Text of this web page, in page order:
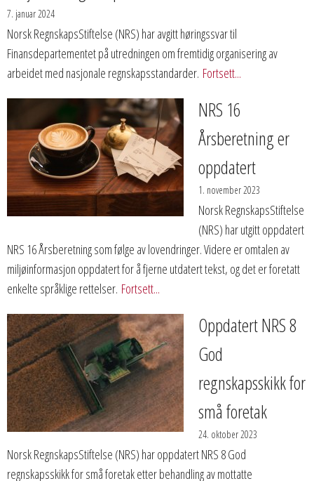
7. januar 2024
Norsk RegnskapsStiftelse (NRS) har avgitt høringssvar til
Finansdepartementet på utredningen om fremtidig organisering av
arbeidet med nasjonale regnskapsstandarder. Fortsett...
NRS 16
Årsberetning er
oppdatert
1. november 2023
Norsk RegnskapsStiftelse
(NRS) har utgitt oppdatert
NRS 16 Årsberetning som følge av lovendringer. Videre er omtalen av
miljøinformasjon oppdatert for å fjerne utdatert tekst, og det er foretatt
enkelte språklige rettelser. Fortsett...
Oppdatert NRS 8
God
regnskapsskikk for
små foretak
24. oktober 2023
Norsk RegnskapsStiftelse (NRS) har oppdatert NRS 8 God
regnskapsskikk for små foretak etter behandling av mottatte